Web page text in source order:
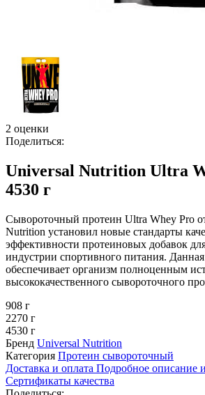
2 оценки
Поделиться:
Universal Nutrition Ultra
4530 г
Сывороточный протеин Ultra Whey Pro
Nutrition установил новые стандарты
эффективности протеиновых добавок
индустрии спортивного питания. Данная
обеспечивает организм полноценным
высококачественного сывороточного
908 г
2270 г
4530 г
Бренд Universal Nutrition
Категория Протеин сывороточный
Доставка и оплата Подробное описание
Сертификаты качества